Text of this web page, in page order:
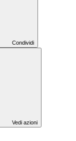
Condividi
Vedi azioni